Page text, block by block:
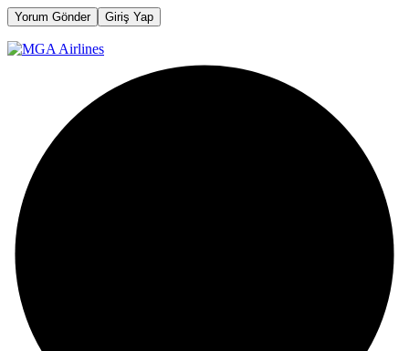
Yorum Gönder Giriş Yap